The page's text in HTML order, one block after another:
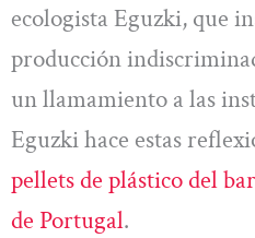
ecologista Eguzki, que
producción
un llamamiento a las
Eguzki hace estas
pellets de plástico del
de Portugal.